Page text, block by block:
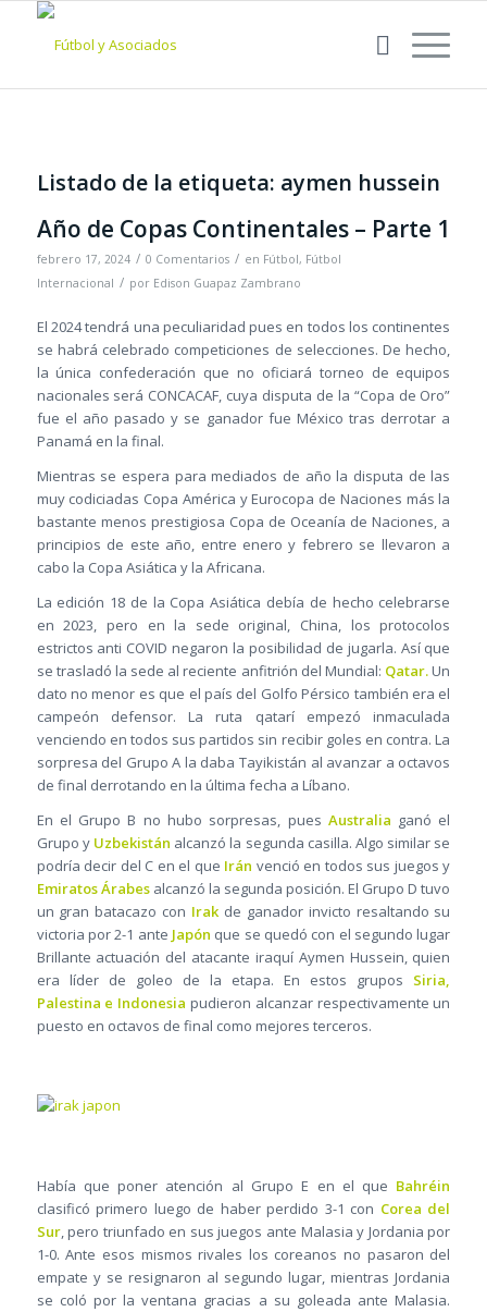
Listado de la etiqueta: aymen hussein
Año de Copas Continentales – Parte 1
febrero 17, 2024 / 0 Comentarios / en Fútbol, Fútbol
Internacional / por Edison Guapaz Zambrano
El 2024 tendrá una peculiaridad pues en todos los continentes
se habrá celebrado competiciones de selecciones. De hecho,
la única confederación que no oficiará torneo de equipos
nacionales será CONCACAF, cuya disputa de la “Copa de Oro”
fue el año pasado y se ganador fue México tras derrotar a
Panamá en la final.
Mientras se espera para mediados de año la disputa de las
muy codiciadas Copa América y Eurocopa de Naciones más la
bastante menos prestigiosa Copa de Oceanía de Naciones, a
principios de este año, entre enero y febrero se llevaron a
cabo la Copa Asiática y la Africana.
La edición 18 de la Copa Asiática debía de hecho celebrarse
en 2023, pero en la sede original, China, los protocolos
estrictos anti COVID negaron la posibilidad de jugarla. Así que
se trasladó la sede al reciente anfitrión del Mundial: Qatar.Un
dato no menor es que el país del Golfo Pérsico también era el
campeón defensor. La ruta qatarí empezó inmaculada
venciendo en todos sus partidos sin recibir goles en contra. La
sorpresa del Grupo A la daba Tayikistán al avanzar a octavos
de final derrotando en la última fecha a Líbano.
En el Grupo B no hubo sorpresas, pues Australia ganó el
Grupo y Uzbekistán alcanzó la segunda casilla. Algo similar se
podría decir del C en el que Irán venció en todos sus juegos y
Emiratos Árabesalcanzó la segunda posición. El Grupo D tuvo
un gran batacazo con Irakde ganador invicto resaltando su
victoria por 2-1 ante Japón que se quedó con el segundo lugar
Brillante actuación del atacante iraquí Aymen Hussein, quien
era líder de goleo de la etapa. En estos grupos Siria,
Palestina e Indonesia pudieron alcanzar respectivamente un
puesto en octavos de final como mejores terceros.
Había que poner atención al Grupo E en el que Bahréin
clasificó primero luego de haber perdido 3-1 con Corea del
Sur, pero triunfado en sus juegos ante Malasia y Jordania por
1-0. Ante esos mismos rivales los coreanos no pasaron del
empate y se resignaron al segundo lugar, mientras Jordania
se coló por la ventana gracias a su goleada ante Malasia.